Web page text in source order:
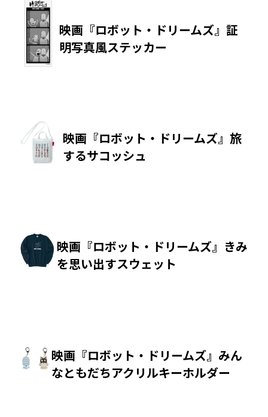
映画『ロボット・ドリームズ』証
明写真風ステッカー
映画『ロボット・ドリームズ』旅
するサコッシュ
映画『ロボット・ドリームズ』きみ
を思い出すスウェット
映画『ロボット・ドリームズ』みん
なともだちアクリルキーホルダー